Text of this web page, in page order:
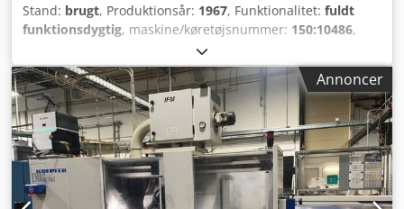
Stand: brugt, Produktionsår: 1967, Funktionalitet: fuldt
funktionsdygtig, maskine/køretøjsnummer: 150:10486,
, total højde:
bredde:800 mm, emne diameter (maks.):150 mm,
spindelhastighed (maks.):1.000 o/min, spindelhastighed
(min.):112 o/min, samlet vægt:1.300 kg,
værktøjsdiameter:50 mm
, Til salg tilbydes en
gennemprøvet Koepfer 150 tandhjulfræsmaskine.
Maskinen er ideel til økonomisk produktion af udvendige
tandhjul, små tandhjul og andre tandhjulsprofiler, både i
enkeltproduktion og serieproduktion. Crsdpfxszfhyyj Adksf
Annoncer